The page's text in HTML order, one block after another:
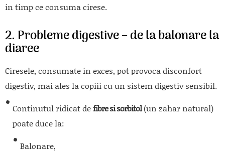
in timp ce consuma cirese.
2. Probleme digestive – de la balonare la
diaree
Ciresele, consumate in exces, pot provoca disconfort
digestiv, mai ales la copiii cu un sistem digestiv sensibil.
Continutul ridicat defibre si sorbitol(un zahar natural)
poate duce la:
Balonare,